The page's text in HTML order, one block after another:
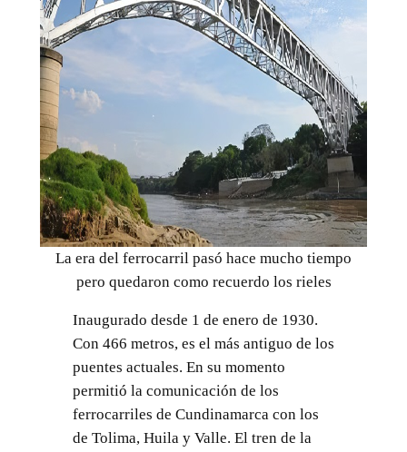
La era del ferrocarril pasó hace mucho tiempo
pero quedaron como recuerdo los rieles
Inaugurado desde 1 de enero de 1930.
Con 466 metros, es el más antiguo de los
puentes actuales. En su momento
permitió la comunicación de los
ferrocarriles de Cundinamarca con los
de Tolima, Huila y Valle. El tren de la